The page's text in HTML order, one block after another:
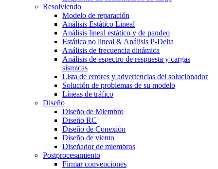
Resolviendo
Modelo de reparación
Análisis Estático Lineal
Análisis lineal estático y de pandeo
Estática no lineal & Análisis P-Delta
Análisis de frecuencia dinámica
Análisis de espectro de respuesta y cargas
sísmicas
Lista de errores y advertencias del solucionador
Solución de problemas de su modelo
Líneas de tráfico
Diseño
Diseño de Miembro
Diseño RC
Diseño de Conexión
Diseño de viento
Diseñador de miembros
Postprocesamiento
Firmar convenciones